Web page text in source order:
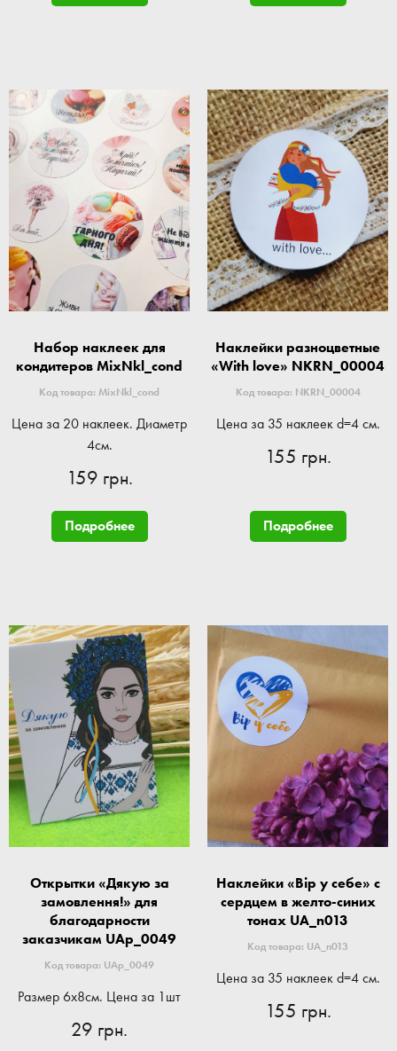
Набор наклеек для
кондитеров MixNkl_cond
Код товара: MixNkl_cond
Цена за 20 наклеек. Диаметр
4см.
159 грн.
Подробнее
Наклейки разноцветные
«With love» NKRN_00004
Код товара: NKRN_00004
Цена за 35 наклеек d=4 см.
155 грн.
Подробнее
Открытки «Дякую за
замовлення!» для
благодарности
заказчикам UAp_0049
Код товара: UAp_0049
Размер 6x8см. Цена за 1шт
29 грн.
Наклейки «Вір у себе» с
сердцем в желто-синих
тонах UA_n013
Код товара: UA_n013
Цена за 35 наклеек d=4 см.
155 грн.